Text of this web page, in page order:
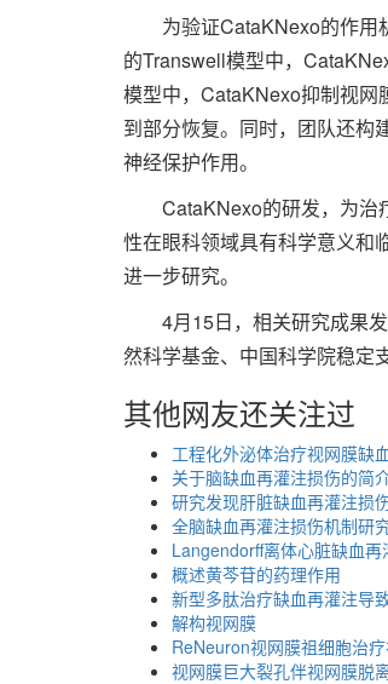
为验证CataKNexo的作用
的Transwell模型中，
模型中，CataKNexo抑制视
到部分恢复。同时，团队还构
神经保护作用。
CataKNexo的研发，为治
性在眼科领域具有科学意义和
进一步研究。
4月15日，相关研究成果发
然科学基金、中国科学院稳定
其他网友还关注过
工程化外泌体治疗视网膜缺
关于脑缺血再灌注损伤的简
研究发现肝脏缺血再灌注损
全脑缺血再灌注损伤机制研
Langendorff离体心脏缺血再
概述黄芩苷的药理作用
新型多肽治疗缺血再灌注导
解构视网膜
ReNeuron视网膜祖细胞治
视网膜巨大裂孔伴视网膜脱